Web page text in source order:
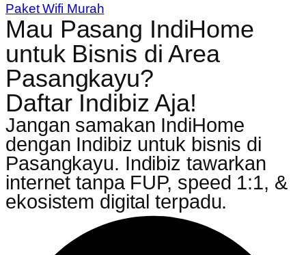
Paket Wifi Murah
Mau Pasang IndiHome
untuk Bisnis di Area
Pasangkayu?
Daftar Indibiz Aja!
Jangan samakan IndiHome
dengan Indibiz untuk bisnis di
Pasangkayu. Indibiz tawarkan
internet tanpa FUP, speed 1:1, &
ekosistem digital terpadu.